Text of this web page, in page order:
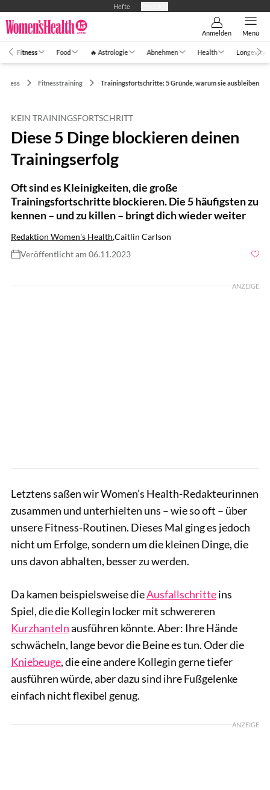
Hefte
Anmelden Menü
Fitness Food 🔥 Astrologie Abnehmen Health Longevity
Fitnesstraining Trainingsfortschritte: 5 Gründe, warum sie ausbleiben
KEIN TRAININGSFORTSCHRITT
Diese 5 Dinge blockieren deinen
Trainingserfolg
Oft sind es Kleinigkeiten, die große
Trainingsfortschritte blockieren. Die 5 häufigsten zu
kennen – und zu killen – bringt dich wieder weiter
Redaktion Women's Health,Caitlin Carlson
Veröffentlicht am 06.11.2023
ANZEIGE
Letztens saßen wir Women’s Health-Redakteurinnen
zusammen und unterhielten uns – wie so oft – über
unsere Fitness-Routinen. Dieses Mal ging es jedoch
nicht um Erfolge, sondern um die kleinen Dinge, die
uns davon abhalten, besser zu werden.
Da kamen beispielsweise dieAusfallschritteins
Spiel, die die Kollegin locker mit schwereren
Kurzhantelnausführen könnte. Aber: Ihre Hände
schwächeln, lange bevor die Beine es tun. Oder die
Kniebeuge, die eine andere Kollegin gerne tiefer
ausführen würde, aber dazu sind ihre Fußgelenke
einfach nicht flexibel genug.
ANZEIGE